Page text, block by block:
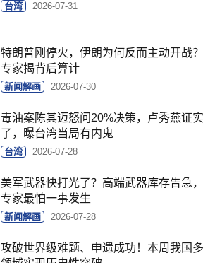
台湾 2026-07-31
特朗普刚停火，伊朗为何反而主动开战？
专家揭背后算计
新闻解画 2026-07-30
毒油案陈其迈怒问20%决策，卢秀燕证实
了，曝台湾当局有内鬼
台湾 2026-07-28
美军武器快打光了？高端武器库存告急，
专家最怕一事发生
新闻解画 2026-07-28
攻破世界级难题、申遗成功！本周我国多